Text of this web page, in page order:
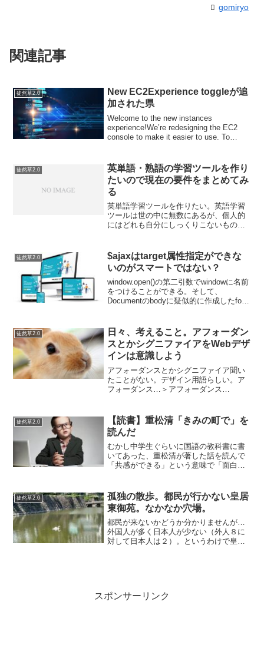
gomiryo
関連記事
徒然草2.0
New EC2Experience toggleが追
加された県
Welcome to the new instances
experience!We’re redesigning the EC2
console to make it easier to use. To
徒然草2.0
英単語・熟語の学習ツールを作り
たいので現在の要件をまとめてみ
る
英単語学習ツールを作りたい。英語学習
ツールは世の中に無数にあるが、個人的
にはどれも自分にしっくりこないものが
べてみるといろいろあるんだけど、なん
かここが足りてないからこ...
徒然草2.0
$ajaxはtarget属性指定ができな
いのがスマートではない？
window.open()の第二引数でwindowに名前
をつけることができる。そして、
Documentのbodyに疑似的に作成したform
除）…この時に...
徒然草2.0
日々、考えること。アフォーダン
スとかシグニファイアをWebデザ
インは意識しよう
アフォーダンスとかシグニファイア聞い
たことがない。デザイン用語らしい。ア
フォーダンス…＞アフォーダンス
の知覚心理学者ジェームズ・J・ギブソン
による造語であ...
徒然草2.0
【読書】重松清「きみの町で」を
読んだ
むかし中学生ぐらいに国語の教科書に書
いてあった、重松清が著した話を読んで
「共感ができる」という意味で「面白
という話をあまり誰かと真剣にしたこと
がない。そもそも自分の心に...
徒然草2.0
孤独の散歩。都民が行かない皇居
東御苑。なかなか穴場。
都民が来ないかどうか分かりませんが…
外国人が多く日本人が少ない（外人８に
対して日本人は２）。というわけで皇居
スポンサーリンク